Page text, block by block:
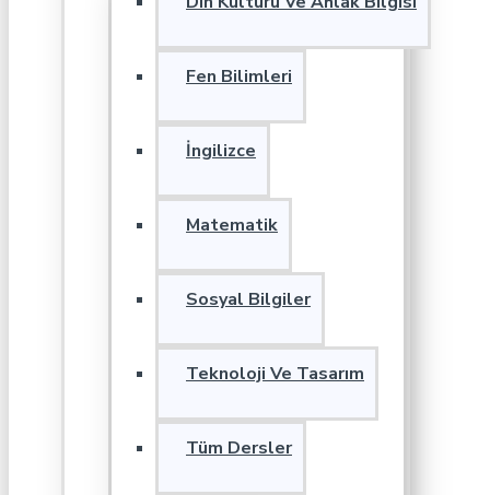
Fen Bilimleri
İngilizce
Matematik
Sosyal Bilgiler
Teknoloji Ve Tasarım
Tüm Dersler